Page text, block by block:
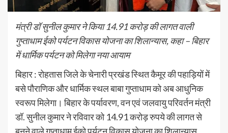
मंत्री डॉ सुनील कुमार ने किया 14.91 करोड़ की लागत वाली
गुप्ताधाम ईको पर्यटन विकास योजना का शिलान्यास, कहा – बिहार
में धार्मिक पर्यटन को मिलेगा नया आयाम
बिहार : रोहतास जिले के चेनारी प्रखंड स्थित कैमूर की पहाड़ियों में
बसे पौराणिक और धार्मिक स्थल बाबा गुप्ताधाम को अब आधुनिक
स्वरूप मिलेगा। बिहार के पर्यावरण, वन एवं जलवायु परिवर्तन मंत्री
डॉ. सुनील कुमार ने रविवार को 14.91 करोड़ रुपये की लागत से